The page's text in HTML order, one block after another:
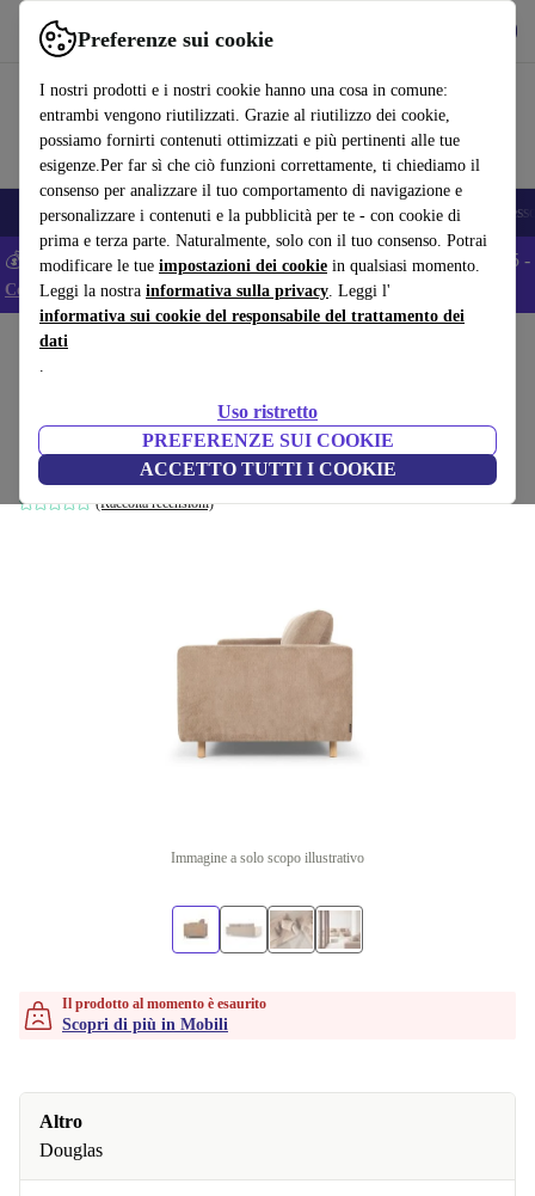
Preferenze sui cookie
I nostri prodotti e i nostri cookie hanno una cosa in comune:
entrambi vengono riutilizzati. Grazie al riutilizzo dei cookie,
possiamo fornirti contenuti ottimizzati e più pertinenti alle tue
esigenze.Per far sì che ciò funzioni correttamente, ti chiediamo il
consenso per analizzare il tuo comportamento di navigazione e
personalizzare i contenuti e la pubblicità per te - con cookie di
prima e terza parte. Naturalmente, solo con il tuo consenso. Potrai
modificare le tue impostazioni dei cookie in qualsiasi momento.
Leggi la nostra informativa sulla privacy. Leggi l'
informativa sui cookie del responsabile del trattamento dei
dati
.
Uso ristretto
PREFERENZE SUI COOKIE
ACCETTO TUTTI I COOKIE
Usa refurbed in modo rapido e semplice
🎒 Back to school Smartphone Portatili Tablet Smartwatch
💰 Extra -5% su tutti gli smartphone Android - Codice: ANDROID5 -
Condizioni
Home
Douglas divano 3 posti a sedere Aulla
Caramel
marrone
(Raccolta recensioni)
Immagine a solo scopo illustrativo
Il prodotto al momento è esaurito
Scopri di più in Mobili
Altro
Douglas